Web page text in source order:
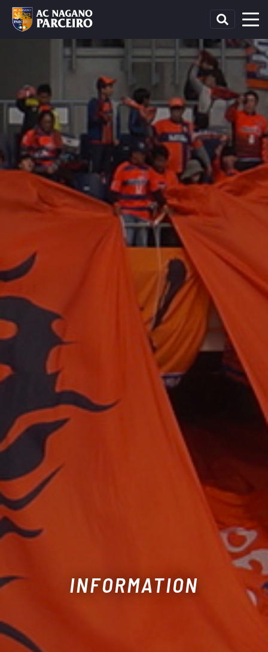
INFORMATION